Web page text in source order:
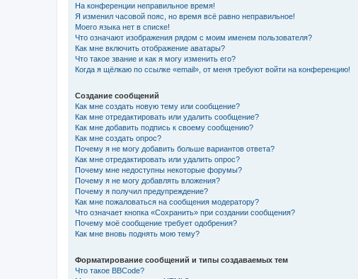
На конференции неправильное время!
Я изменил часовой пояс, но время всё равно неправильное!
Моего языка нет в списке!
Что означают изображения рядом с моим именем пользователя?
Как мне включить отображение аватары?
Что такое звание и как я могу изменить его?
Когда я щёлкаю по ссылке «email», от меня требуют войти на конференцию!
Создание сообщений
Как мне создать новую тему или сообщение?
Как мне отредактировать или удалить сообщение?
Как мне добавить подпись к своему сообщению?
Как мне создать опрос?
Почему я не могу добавить больше вариантов ответа?
Как мне отредактировать или удалить опрос?
Почему мне недоступны некоторые форумы?
Почему я не могу добавлять вложения?
Почему я получил предупреждение?
Как мне пожаловаться на сообщения модератору?
Что означает кнопка «Сохранить» при создании сообщения?
Почему моё сообщение требует одобрения?
Как мне вновь поднять мою тему?
Форматирование сообщений и типы создаваемых тем
Что такое BBCode?